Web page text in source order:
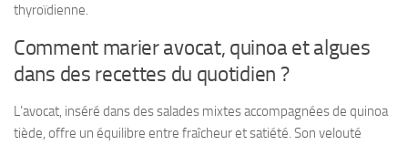
thyroïdienne.
Comment marier avocat, quinoa et algues
dans des recettes du quotidien ?
L’avocat, inséré dans des salades mixtes accompagnées de quinoa
tiède, offre un équilibre entre fraîcheur et satiété. Son velouté